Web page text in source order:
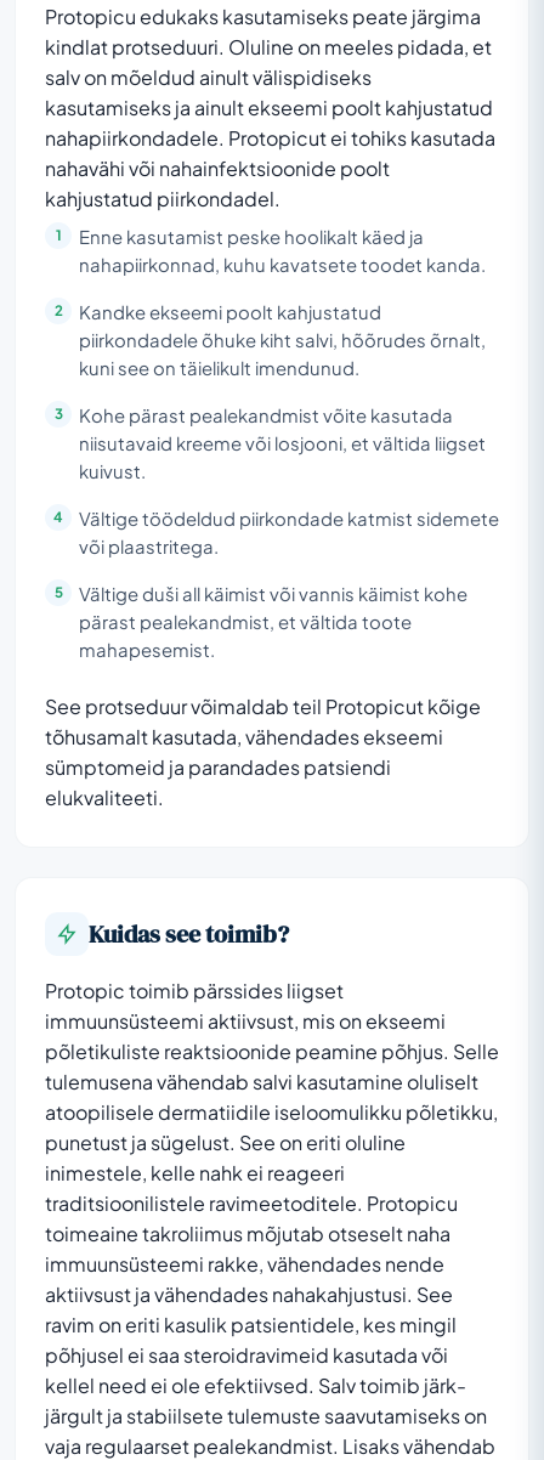
Protopicu edukaks kasutamiseks peate järgima
kindlat protseduuri. Oluline on meeles pidada, et
salv on mõeldud ainult välispidiseks
kasutamiseks ja ainult ekseemi poolt kahjustatud
nahapiirkondadele. Protopicut ei tohiks kasutada
nahavähi või nahainfektsioonide poolt
kahjustatud piirkondadel.
Enne kasutamist peske hoolikalt käed ja
nahapiirkonnad, kuhu kavatsete toodet kanda.
Kandke ekseemi poolt kahjustatud
piirkondadele õhuke kiht salvi, hõõrudes õrnalt,
kuni see on täielikult imendunud.
Kohe pärast pealekandmist võite kasutada
niisutavaid kreeme või losjooni, et vältida liigset
kuivust.
Vältige töödeldud piirkondade katmist sidemete
või plaastritega.
Vältige duši all käimist või vannis käimist kohe
pärast pealekandmist, et vältida toote
mahapesemist.
See protseduur võimaldab teil Protopicut kõige
tõhusamalt kasutada, vähendades ekseemi
sümptomeid ja parandades patsiendi
elukvaliteeti.
Kuidas see toimib?
Protopic toimib pärssides liigset
immuunsüsteemi aktiivsust, mis on ekseemi
põletikuliste reaktsioonide peamine põhjus. Selle
tulemusena vähendab salvi kasutamine oluliselt
atoopilisele dermatiidile iseloomulikku põletikku,
punetust ja sügelust. See on eriti oluline
inimestele, kelle nahk ei reageeri
traditsioonilistele ravimeetoditele. Protopicu
toimeaine takroliimus mõjutab otseselt naha
immuunsüsteemi rakke, vähendades nende
aktiivsust ja vähendades nahakahjustusi. See
ravim on eriti kasulik patsientidele, kes mingil
põhjusel ei saa steroidravimeid kasutada või
kellel need ei ole efektiivsed. Salv toimib järk-
järgult ja stabiilsete tulemuste saavutamiseks on
vaja regulaarset pealekandmist. Lisaks vähendab